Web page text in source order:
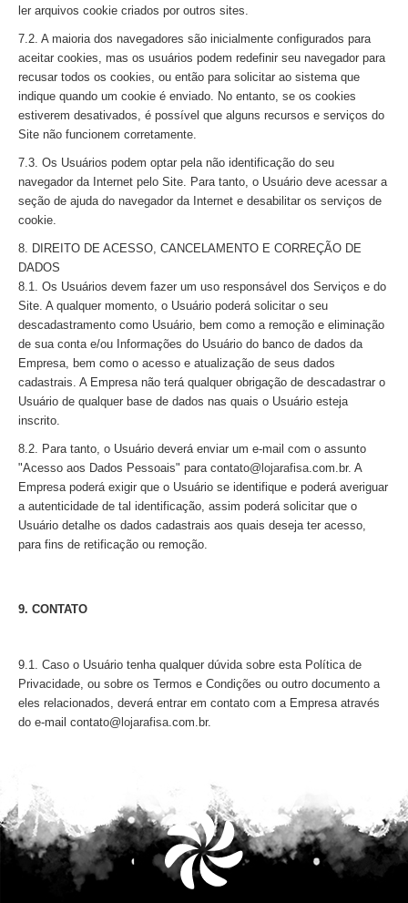
ler arquivos cookie criados por outros sites.
7.2. A maioria dos navegadores são inicialmente configurados para
aceitar cookies, mas os usuários podem redefinir seu navegador para
recusar todos os cookies, ou então para solicitar ao sistema que
indique quando um cookie é enviado. No entanto, se os cookies
estiverem desativados, é possível que alguns recursos e serviços do
Site não funcionem corretamente.
7.3. Os Usuários podem optar pela não identificação do seu
navegador da Internet pelo Site. Para tanto, o Usuário deve acessar a
seção de ajuda do navegador da Internet e desabilitar os serviços de
cookie.
8. DIREITO DE ACESSO, CANCELAMENTO E CORREÇÃO DE
DADOS
8.1. Os Usuários devem fazer um uso responsável dos Serviços e do
Site. A qualquer momento, o Usuário poderá solicitar o seu
descadastramento como Usuário, bem como a remoção e eliminação
de sua conta e/ou Informações do Usuário do banco de dados da
Empresa, bem como o acesso e atualização de seus dados
cadastrais. A Empresa não terá qualquer obrigação de descadastrar o
Usuário de qualquer base de dados nas quais o Usuário esteja
inscrito.
8.2. Para tanto, o Usuário deverá enviar um e-mail com o assunto
"Acesso aos Dados Pessoais" para contato@ lojarafisa.com.br. A
Empresa poderá exigir que o Usuário se identifique e poderá averiguar
a autenticidade de tal identificação, assim poderá solicitar que o
Usuário detalhe os dados cadastrais aos quais deseja ter acesso,
para fins de retificação ou remoção.
9. CONTATO
9.1. Caso o Usuário tenha qualquer dúvida sobre esta Política de
Privacidade, ou sobre os Termos e Condições ou outro documento a
eles relacionados, deverá entrar em contato com a Empresa através
do e-mail contato@ lojarafisa.com.br.